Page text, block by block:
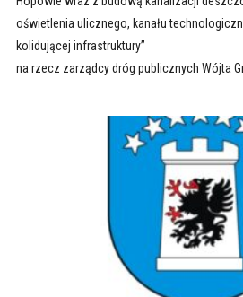
oświetlenia ulicznego, kanału
kolidującej infrastruktury’’
na rzecz zarządcy dróg publicznych Wójta